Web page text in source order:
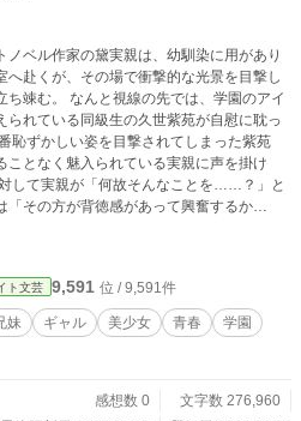
ノベル作家の黛実親は、幼馴染に用があり
へ赴くが、その場で衝撃的な光景を目撃し
ち竦む。 なんと視線の先では、学園のアイ
られている同級生の久世紫苑が自慰に耽っ
ことなく魅入られている実親に声を掛け
して実親が「何故そんなことを……？」と
「その方が背徳感があって興奮するか
が二人の出会いだった。 幻想的とも思
脳裏に焼き付いてしまった実親は悶々とし
。 そして父と夕食を共にしていると、彼の
話を聞くと再婚相手の女
ると判明。 しかも一人は実親と同い年らし
族と対面する日がやってきた。 するとそ
ト文芸 9,591 位 / 9,591件
妹 ギャル 美少女 青春
学園
感想数 0
文字数 276,960